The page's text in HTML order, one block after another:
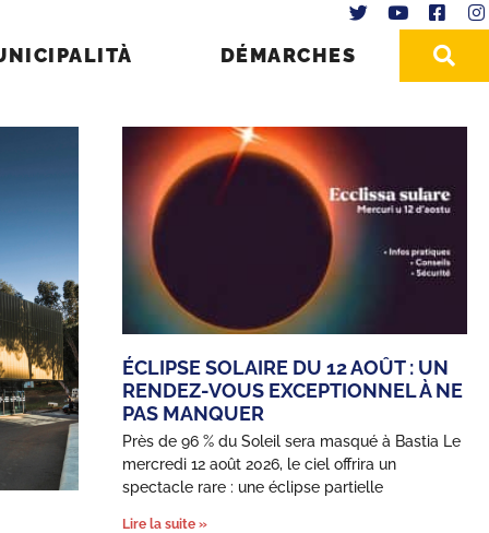
DÉMARCHES
ÉCLIPSE SOLAIRE DU 12 AOÛT : UN
RENDEZ-VOUS EXCEPTIONNEL À NE
PAS MANQUER
Près de 96 % du Soleil sera masqué à Bastia Le
mercredi 12 août 2026, le ciel offrira un
spectacle rare : une éclipse partielle
Lire la suite »